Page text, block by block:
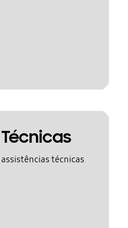
técnicas